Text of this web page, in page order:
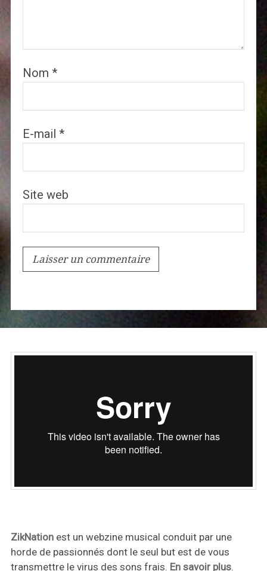
Nom *
E-mail *
Site web
ZikNationest un webzine musical conduit par une
horde de passionnés dont le seul but est de vous
transmettre le virus des sons frais. En savoir plus.